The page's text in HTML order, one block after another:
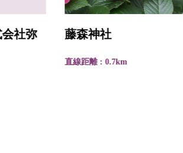
藤森神社
直線距離 : 0.7km